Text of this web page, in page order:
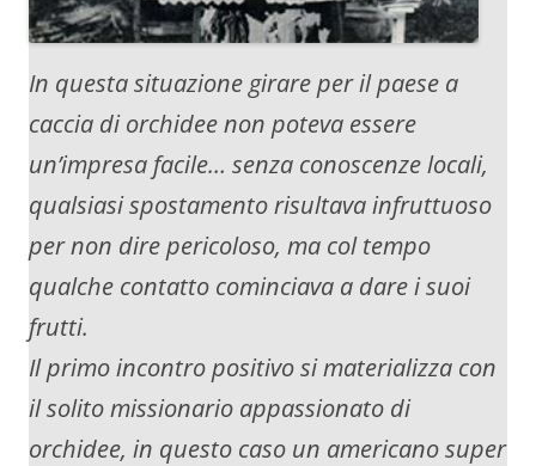
In questa situazione girare per il paese a
caccia di orchidee non poteva essere
un’impresa facile… senza conoscenze locali,
qualsiasi spostamento risultava infruttuoso
per non dire pericoloso, ma col tempo
qualche contatto cominciava a dare i suoi
frutti.
Il primo incontro positivo si materializza con
il solito missionario appassionato di
orchidee, in questo caso un americano super